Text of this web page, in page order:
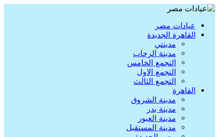
عيادات مصر
القاهرة الجديدة
مدينتي
مدينة الرحاب
التجمع الخامس
التجمع الاول
التجمع الثالث
القاهرة
مدينة الشروق
مدينة بدر
مدينة العبور
مدينة المستقبل